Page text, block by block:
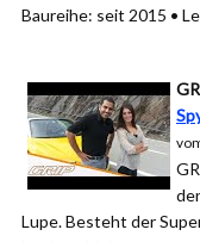
Baureihe: seit 2015 •
Lupe. Besteht der